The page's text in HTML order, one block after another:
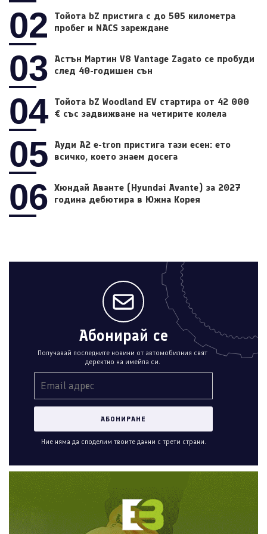
02
Тойота bZ пристига с до 505 километра
пробег и NACS зареждане
03
Астън Мартин V8 Vantage Zagato се пробуди
след 40-годишен сън
04 Тойота bZ Woodland EV стартира от 42 000
€ със задвижване на четирите колела
05
Ауди A2 e-tron пристига тази есен: ето
всичко, което знаем досега
06
Хюндай Аванте (Hyundai Avante) за 2027
година дебютира в Южна Корея
Абонирай се
Получавай последните новини от автомобилния свят
деректно на имейла си.
Ние няма да споделим твоите данни с трети страни.